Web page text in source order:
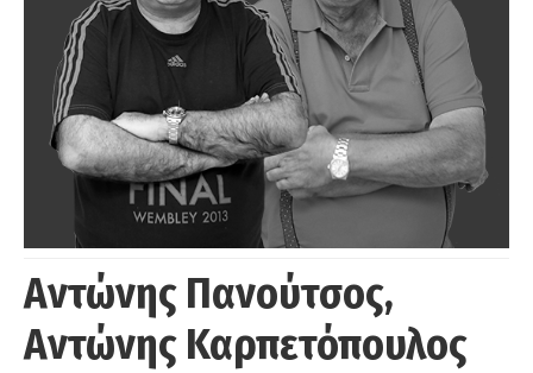
Αντώνης Πανούτσος,
Αντώνης Καρπετόπουλος